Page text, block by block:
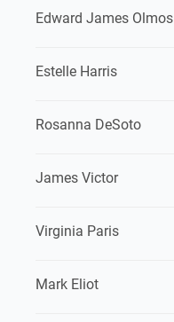
Edward James Olmos
Estelle Harris
Rosanna DeSoto
James Victor
Virginia Paris
Mark Eliot